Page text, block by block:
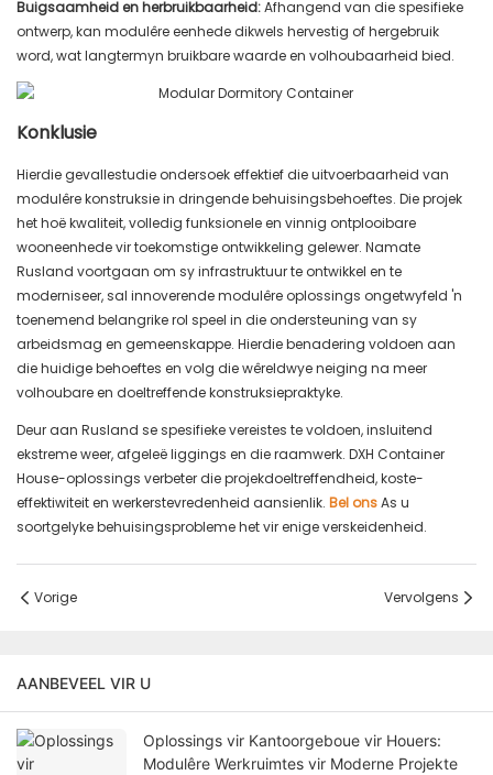
Buigsaamheid en herbruikbaarheid:Afhangend van die spesifieke
ontwerp, kan modulêre eenhede dikwels hervestig of hergebruik
word, wat langtermyn bruikbare waarde en volhoubaarheid bied.
Konklusie
Hierdie gevallestudie ondersoek effektief die uitvoerbaarheid van
modulêre konstruksie in dringende behuisingsbehoeftes. Die projek
het hoë kwaliteit, volledig funksionele en vinnig ontplooibare
wooneenhede vir toekomstige ontwikkeling gelewer. Namate
Rusland voortgaan om sy infrastruktuur te ontwikkel en te
moderniseer, sal innoverende modulêre oplossings ongetwyfeld 'n
toenemend belangrike rol speel in die ondersteuning van sy
arbeidsmag en gemeenskappe. Hierdie benadering voldoen aan
die huidige behoeftes en volg die wêreldwye neiging na meer
volhoubare en doeltreffende konstruksiepraktyke.
Deur aan Rusland se spesifieke vereistes te voldoen, insluitend
ekstreme weer, afgeleë liggings en die raamwerk. DXH Container
House-oplossings verbeter die projekdoeltreffendheid, koste-
effektiwiteit en werkerstevredenheid aansienlik. Bel onsAs u
soortgelyke behuisingsprobleme het vir enige verskeidenheid.
Vorige Vervolgens
AANBEVEEL VIR U
Oplossings vir Kantoorgeboue vir Houers:
Modulêre Werkruimtes vir Moderne Projekte